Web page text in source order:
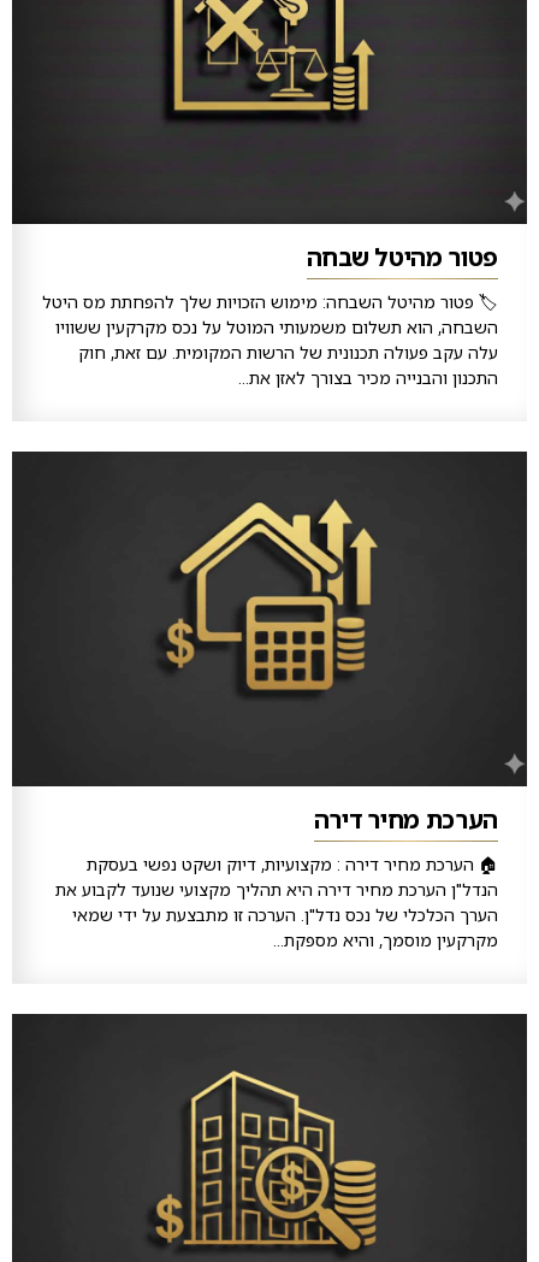
פטור מהיטל שבחה
🏷️ פטור מהיטל השבחה: מימוש הזכויות שלך להפחתת מס היטל
השבחה, הוא תשלום משמעותי המוטל על נכס מקרקעין ששוויו
עלה עקב פעולה תכנונית של הרשות המקומית. עם זאת, חוק
התכנון והבנייה מכיר בצורך לאזן את...
הערכת מחיר דירה
🏠 הערכת מחיר דירה : מקצועיות, דיוק ושקט נפשי בעסקת
הנדל"ן הערכת מחיר דירה היא תהליך מקצועי שנועד לקבוע את
הערך הכלכלי של נכס נדל"ן. הערכה זו מתבצעת על ידי שמאי
מקרקעין מוסמך, והיא מספקת...